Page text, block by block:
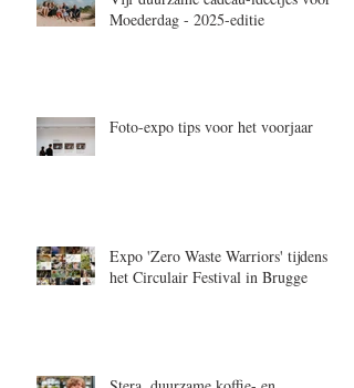
Moederdag - 2025-editie
Foto-expo tips voor het voorjaar
Expo 'Zero Waste Warriors' tijdens
het Circulair Festival in Brugge